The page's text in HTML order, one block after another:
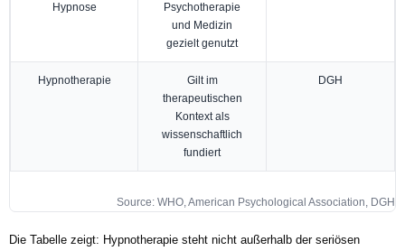
Hypnose
Psychotherapie
und Medizin
gezielt genutzt
Hypnotherapie
Gilt im
therapeutischen
Kontext als
wissenschaftlich
fundiert
DGH
Source: WHO, American Psychological Association, DGH
Die Tabelle zeigt: Hypnotherapie steht nicht außerhalb der seriösen